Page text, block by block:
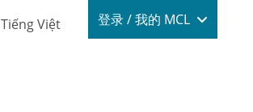
Tiếng Việt Login / My
登录 / 我的 MCL